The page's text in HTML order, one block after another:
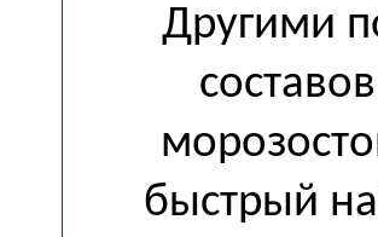
Другими
быстрый